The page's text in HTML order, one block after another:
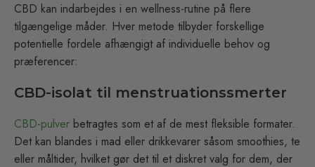
CBD kan indarbejdes i en wellness-rutine på flere
tilgængelige måder. Hver metode tilbyder forskellige
potentielle fordele afhængigt af individuelle behov og
præferencer:
CBD-isolat til menstruationssmerter
CBD-pulver betragtes som et af de mest fleksible formater.
Det kan blandes i mad eller drikkevarer såsom smoothies, te
eller måltider, hvilket gør det til et diskret valg for dem, der